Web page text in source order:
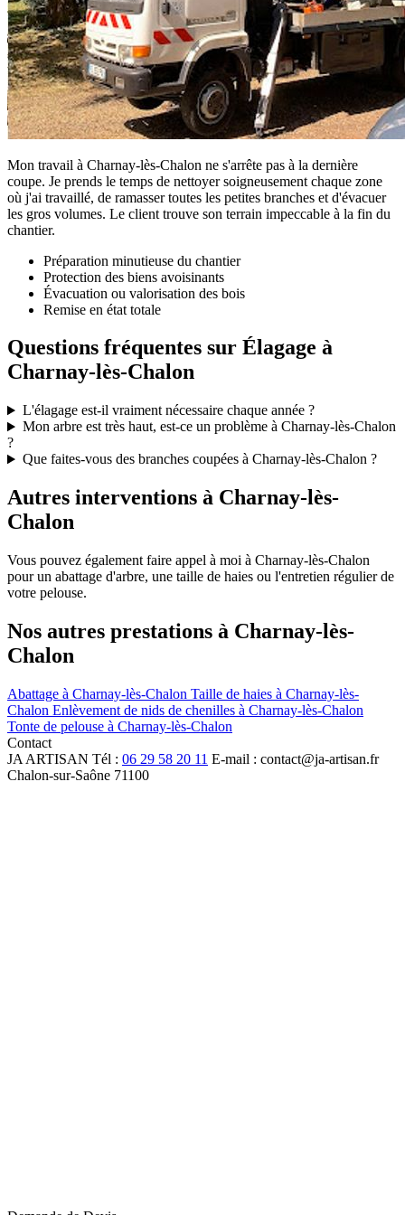
Mon travail à Charnay-lès-Chalon ne s'arrête pas à la dernière
coupe. Je prends le temps de nettoyer soigneusement chaque zone
où j'ai travaillé, de ramasser toutes les petites branches et d'évacuer
les gros volumes. Le client trouve son terrain impeccable à la fin du
chantier.
Préparation minutieuse du chantier
Protection des biens avoisinants
Évacuation ou valorisation des bois
Remise en état totale
Questions fréquentes sur Élagage à
Charnay-lès-Chalon
L'élagage est-il vraiment nécessaire chaque année ?
Mon arbre est très haut, est-ce un problème à Charnay-lès-Chalon
?
Que faites-vous des branches coupées à Charnay-lès-Chalon ?
Autres interventions à Charnay-lès-
Chalon
Vous pouvez également faire appel à moi à Charnay-lès-Chalon
pour un abattage d'arbre, une taille de haies ou l'entretien régulier de
votre pelouse.
Nos autres prestations à Charnay-lès-
Chalon
Abattage à Charnay-lès-Chalon Taille de haies à Charnay-lès-
Chalon Enlèvement de nids de chenilles à Charnay-lès-Chalon
Tonte de pelouse à Charnay-lès-Chalon
Contact
JA ARTISAN Tél : 06 29 58 20 11 E-mail : contact@ja-artisan.fr
Chalon-sur-Saône 71100